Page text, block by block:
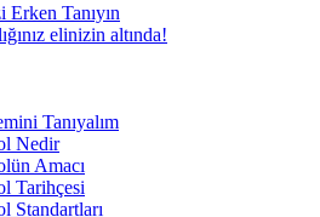
Tanıyın
elinizin altında!
Tanıyalım
Nedir
Amacı
Tarihçesi
Standartları